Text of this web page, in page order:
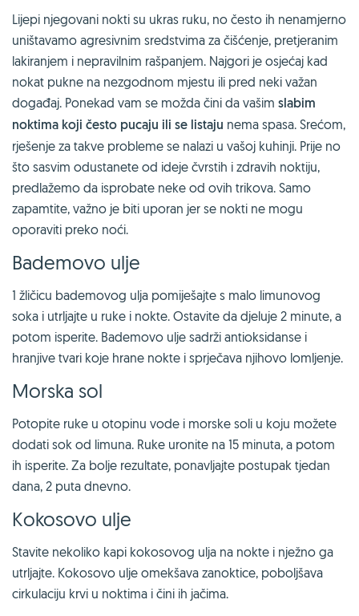
Lijepi njegovani nokti su ukras ruku, no često ih nenamjerno
uništavamo agresivnim sredstvima za čišćenje, pretjeranim
lakiranjem i nepravilnim rašpanjem. Najgori je osjećaj kad
nokat pukne na nezgodnom mjestu ili pred neki važan
događaj. Ponekad vam se možda čini da vašim slabim
noktima koji često pucaju ili se listaju nema spasa. Srećom,
rješenje za takve probleme se nalazi u vašoj kuhinji. Prije no
što sasvim odustanete od ideje čvrstih i zdravih noktiju,
predlažemo da isprobate neke od ovih trikova. Samo
zapamtite, važno je biti uporan jer se nokti ne mogu
oporaviti preko noći.
Bademovo ulje
1 žličicu bademovog ulja pomiješajte s malo limunovog
soka i utrljajte u ruke i nokte. Ostavite da djeluje 2 minute, a
potom isperite. Bademovo ulje sadrži antioksidanse i
hranjive tvari koje hrane nokte i sprječava njihovo lomljenje.
Morska sol
Potopite ruke u otopinu vode i morske soli u koju možete
dodati sok od limuna. Ruke uronite na 15 minuta, a potom
ih isperite. Za bolje rezultate, ponavljajte postupak tjedan
dana, 2 puta dnevno.
Kokosovo ulje
Stavite nekoliko kapi kokosovog ulja na nokte i nježno ga
utrljajte. Kokosovo ulje omekšava zanoktice, poboljšava
cirkulaciju krvi u noktima i čini ih jačima.